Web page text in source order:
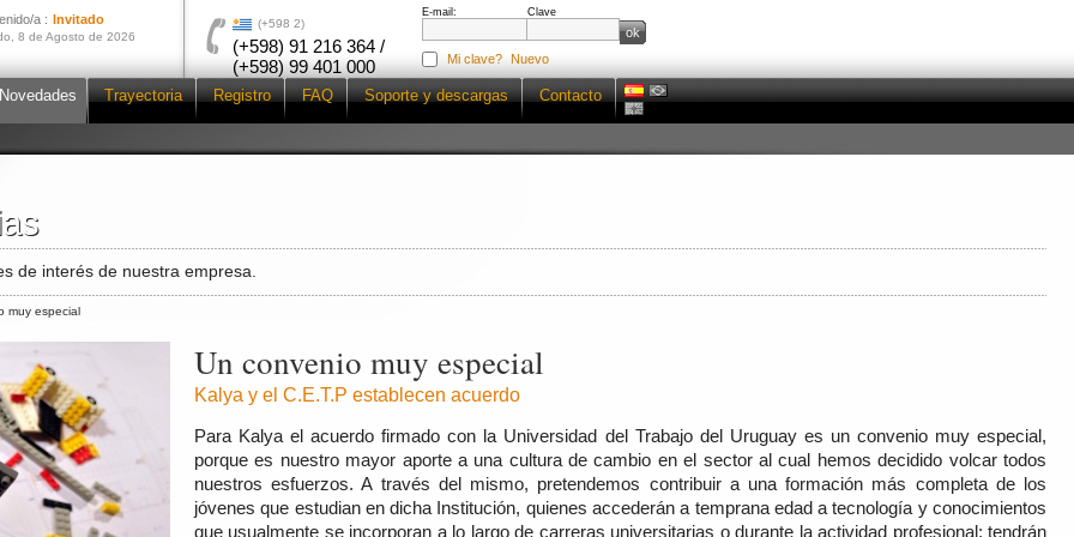
E-mail: Clave
Mi clave? Nuevo
8 de Agosto de 2026
(+598 2)
(+598) 91 216 364 /
(+598) 99 401 000
a : Invitado
Novedades Trayectoria Registro FAQ Soporte y descargas Contacto
de interés de nuestra empresa.
muy especial
Un convenio muy especial
Kalya y el C.E.T.P establecen acuerdo
Para Kalya el acuerdo firmado con la Universidad del Trabajo del Uruguay es un convenio muy especial,
porque es nuestro mayor aporte a una cultura de cambio en el sector al cual hemos decidido volcar todos
nuestros esfuerzos. A través del mismo, pretendemos contribuir a una formación más completa de los
jóvenes que estudian en dicha Institución, quienes accederán a temprana edad a tecnología y conocimientos
que usualmente se incorporan a lo largo de carreras universitarias o durante la actividad profesional; tendrán